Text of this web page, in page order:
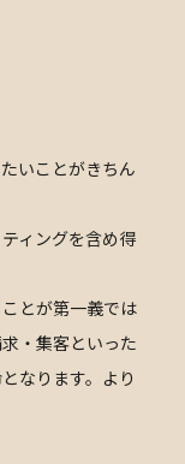
いことがきちん
ィングを含め得
とが第一義では
・集客といった
なります。より